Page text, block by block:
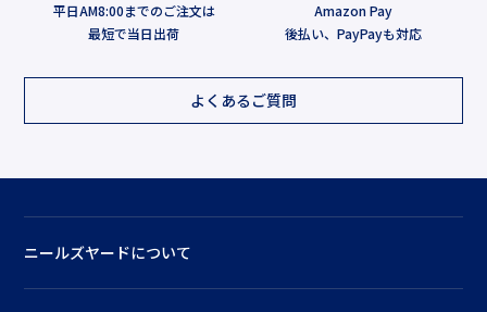
平日AM8:00までのご注文は
最短で当日出荷
Amazon Pay
後払い、PayPayも対応
よくあるご質問
ニールズヤードについて